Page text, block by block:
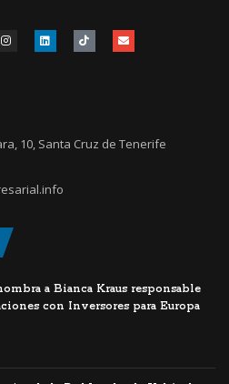
10, Santa Cruz de Tenerife
a Bianca Kraus responsable
con Inversores para Europa